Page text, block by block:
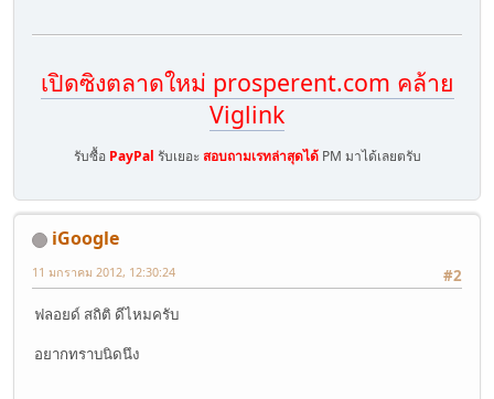
เปิดซิงตลาดใหม่ prosperent.com คล้าย
Viglink
รับซื้อ PayPal รับเยอะ สอบถามเรทล่าสุดได้PM มาได้เลยตรับ
iGoogle
#2
11 มกราคม 2012, 12:30:24
ฟลอยด์ สถิติ ดีไหมครับ
อยากทราบนิดนึง